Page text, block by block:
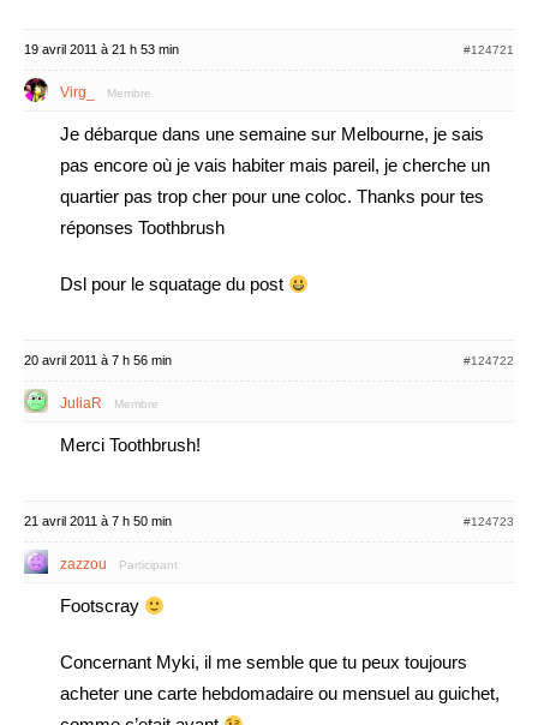
19 avril 2011 à 21 h 53 min #124721
Virg_ Membre
Je débarque dans une semaine sur Melbourne, je sais
pas encore où je vais habiter mais pareil, je cherche un
quartier pas trop cher pour une coloc. Thanks pour tes
réponses Toothbrush
Dsl pour le squatage du post
20 avril 2011 à 7 h 56 min #124722
JuliaR Membre
Merci Toothbrush!
21 avril 2011 à 7 h 50 min #124723
zazzou Participant
Footscray
Concernant Myki, il me semble que tu peux toujours
acheter une carte hebdomadaire ou mensuel au guichet,